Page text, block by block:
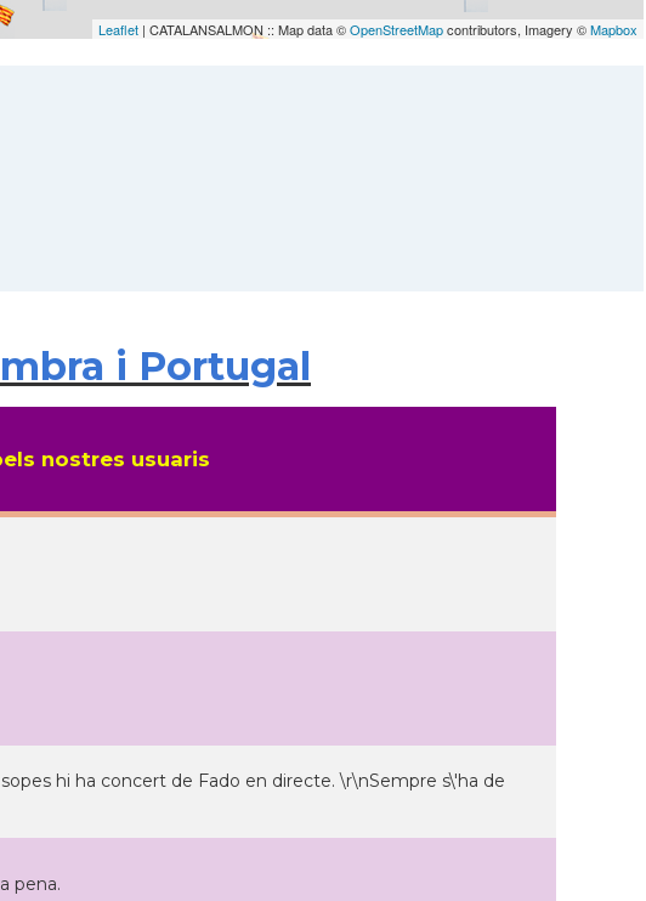
Leaflet | CATALANSALMON :: Map data ©OpenStreetMapcontributors, Imagery ©Mapbox
i Portugal
nostres usuaris
hi ha concert de Fado en directe. \r\nSempre s\'ha de
pena.